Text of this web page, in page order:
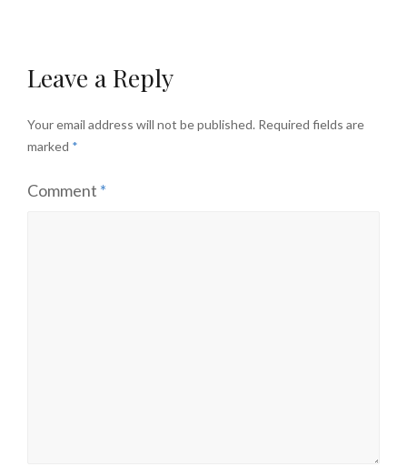
Leave a Reply
Your email address will not be published. Required fields are
marked *
Comment *